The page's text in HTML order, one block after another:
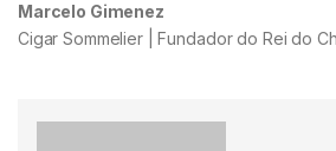
Marcelo Gimenez
Cigar Sommelier | Fundador do Rei do